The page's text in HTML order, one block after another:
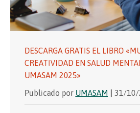
DESCARGA GRATIS EL LIBRO
CREATIVIDAD EN SALUD
UMASAM 2025»
Publicado por UMASAM | 31/